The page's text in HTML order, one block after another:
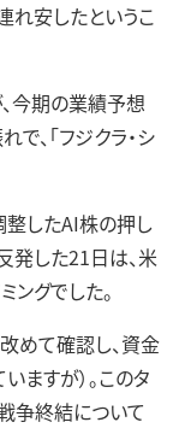
れ安したというこ
今期の業績予想
、「フジクラ・シ
したAI株の押し
発した21日は、米
グでした。
めて確認し、資金
ますが）。このタ
争終結について